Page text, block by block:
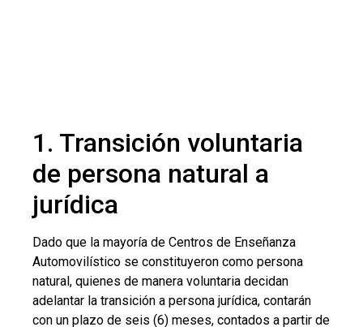
1. Transición voluntaria
de persona natural a
jurídica
Dado que la mayoría de Centros de Enseñanza
Automovilístico se constituyeron como persona
natural, quienes de manera voluntaria decidan
adelantar la transición a persona jurídica, contarán
con un plazo de seis (6) meses, contados a partir de